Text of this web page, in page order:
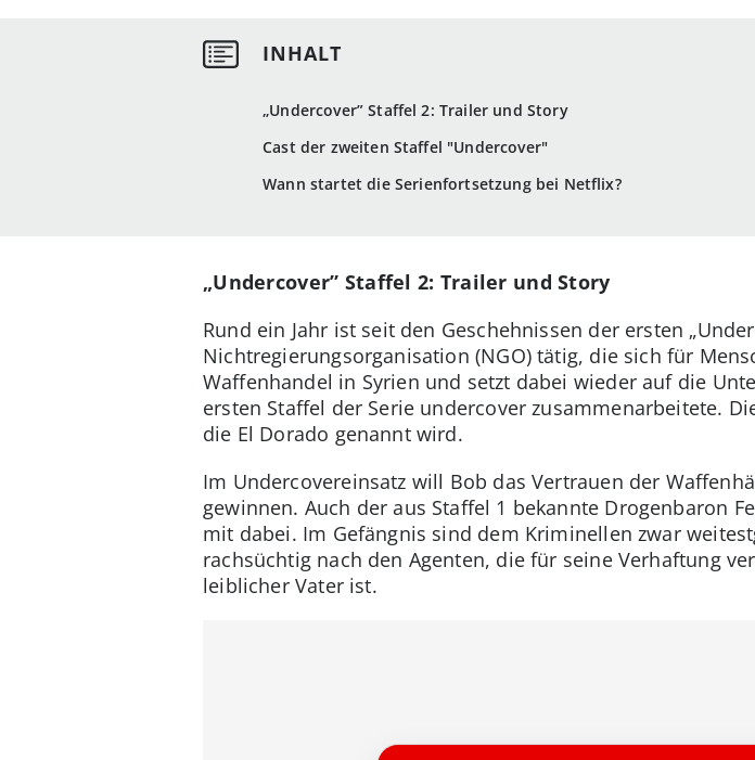
„Undercover” Staffel 2: Trailer und Story
Cast der zweiten Staffel "Undercover"
Wann startet die Serienfortsetzung bei Netflix?
„Undercover” Staffel 2: Trailer und Story
Rund ein Jahr ist seit den Geschehnissen der ersten
Nichtregierungsorganisation (NGO) tätig, die sich für
Waffenhandel in Syrien und setzt dabei wieder auf die
ersten Staffel der Serie undercover zusammenarbeitete.
die El Dorado genannt wird.
Im Undercovereinsatz will Bob das Vertrauen der
gewinnen. Auch der aus Staffel 1 bekannte Drogenbaron
mit dabei. Im Gefängnis sind dem Kriminellen zwar
rachsüchtig nach den Agenten, die für seine Verhaftung
leiblicher Vater ist.